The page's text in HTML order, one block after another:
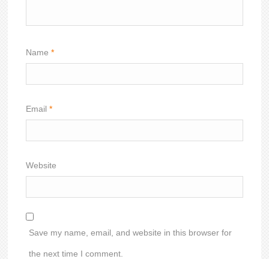
Name*
Email*
Website
Save my name, email, and website in this browser for
the next time I comment.